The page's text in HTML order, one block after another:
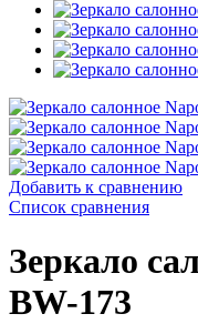
Добавить к сравнению
Список сравнения
Зеркало
BW-173